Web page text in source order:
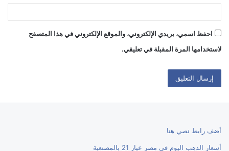
احفظ اسمي، بريدي الإلكتروني، والموقع الإلكتروني في هذا المتصفح
لاستخدامها المرة المقبلة في تعليقي.
أضف رابط نصي هنا
أسعار الذهب اليوم في مصر عيار 21 بالمصنعية